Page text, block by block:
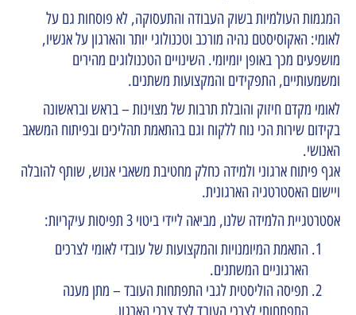
המגמות העולמיות בשוק העבודה והתעסוקה, לא פוסחות גם על
לאומי: האקוסיסטם נהיה מורכב וטכנולוגי יותר והארגון על אנשיו,
מושפעים מכך באופן יומיומי. השינויים הטכנולוגים מהירים
ומשמעותיים, התפקידים והמקצועות משתנים.
לאומי מקדם חיזוק והובלת תרבות של מצוינות – בראש ובראשונה
בקידום שירות הכי נוח ללקוח וגם בהתאמת תהליכים ובפיתוח המשאב
האנושי.
אגף פיתוח ארגוני ולמידה כחלק מחטיבת משאבי אנוש, שותף להובלה
ויישום האסטרטגיה הארגונית.
אסטרטגיית הלמידה שלנו, מביאה ליידי ביטוי 3 תפיסות עיקריות:
התאמת המיומנויות והמקצועות של עובדי לאומי לצרכים
הארגוניים המשתנים.
תפיסה הוליסטית לגבי התפתחות העובד – מתן מענה
התפתחותי לצרכי העובד לצד צרכי הארגון.